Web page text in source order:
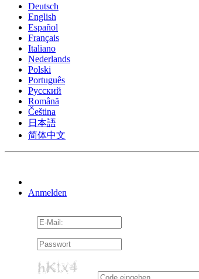
Deutsch
English
Español
Français
Italiano
Nederlands
Polski
Português
Pусский
Română
Čeština
日本語
简体中文
Anmelden